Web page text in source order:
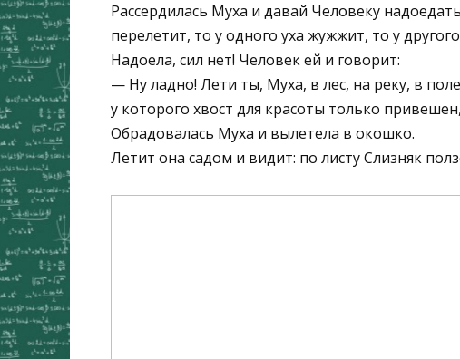
Рассердилась Муха и давай Человеку
перелетит, то у одного уха жужжит, то у
Надоела, сил нет! Человек ей и говорит:
— Ну ладно! Лети ты, Муха, в лес, на реку, в
у которого хвост для красоты только
Обрадовалась Муха и вылетела в окошко.
Летит она садом и видит: по листу Слизняк